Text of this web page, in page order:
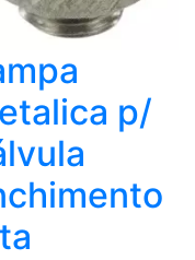
p/